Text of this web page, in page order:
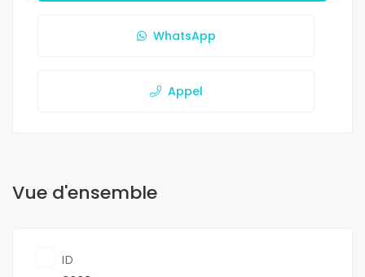
WhatsApp
Appel
Vue d'ensemble
ID